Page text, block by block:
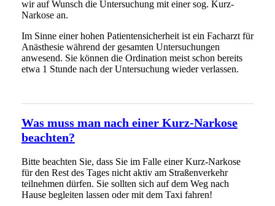
wir auf Wunsch die Untersuchung mit einer sog. Kurz-
Narkose an.
Im Sinne einer hohen Patientensicherheit ist ein Facharzt für
Anästhesie während der gesamten Untersuchungen
anwesend. Sie können die Ordination meist schon bereits
etwa 1 Stunde nach der Untersuchung wieder verlassen.
Was muss man nach einer Kurz-Narkose
beachten?
Bitte beachten Sie, dass Sie im Falle einer Kurz-Narkose
für den Rest des Tages nicht aktiv am Straßenverkehr
teilnehmen dürfen. Sie sollten sich auf dem Weg nach
Hause begleiten lassen oder mit dem Taxi fahren!